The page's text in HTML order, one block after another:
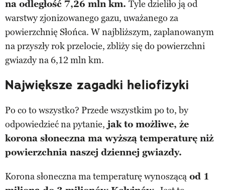
na odległość 7,26 mln km. Tyle dzieliło ją od
warstwy zjonizowanego gazu, uważanego za
powierzchnię Słońca. W najbliższym, zaplanowanym
na przyszły rok przelocie, zbliży się do powierzchni
gwiazdy na 6,12 mln km.
Największe zagadki heliofizyki
Po co to wszystko? Przede wszystkim po to, by
odpowiedzieć na pytanie, jak to możliwe, że
korona słoneczna ma wyższą temperaturę niż
powierzchnia naszej dziennej gwiazdy.
Korona słoneczna ma temperaturę wynoszącą od 1